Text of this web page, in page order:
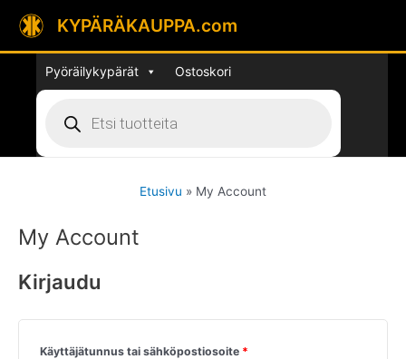
sisältöön
KYPÄRÄKAUPPA.com
Pyöräilykypärät Ostoskori
search
Etusivu My Account
My Account
Kirjaudu
Käyttäjätunnus tai sähköpostiosoite *